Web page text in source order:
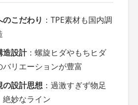
こだわり ：TPE素材も国内調
造設計：螺旋ヒダやもちヒダ
バリエーションが豊富
の設計思想 ：過激すぎず物足
絶妙なライン